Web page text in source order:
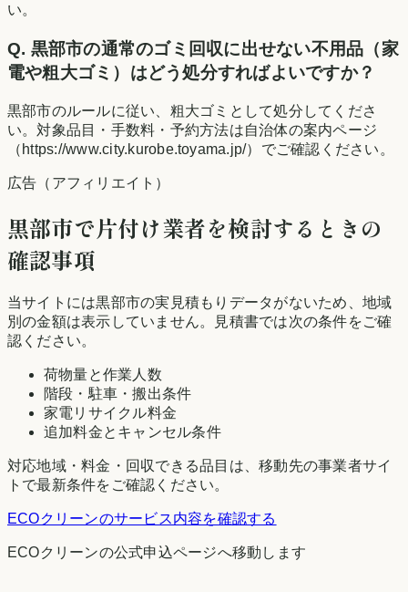
い。
Q. 黒部市の通常のゴミ回収に出せない不用品（家
電や粗大ゴミ）はどう処分すればよいですか？
黒部市のルールに従い、粗大ゴミとして処分してくださ
い。対象品目・手数料・予約方法は自治体の案内ページ
（https://www.city.kurobe.toyama.jp/）でご確認ください。
広告（アフィリエイト）
黒部市で片付け業者を検討するときの
確認事項
当サイトには黒部市の実見積もりデータがないため、地域
別の金額は表示していません。見積書では次の条件をご確
認ください。
荷物量と作業人数
階段・駐車・搬出条件
家電リサイクル料金
追加料金とキャンセル条件
対応地域・料金・回収できる品目は、移動先の事業者サイ
トで最新条件をご確認ください。
ECOクリーンのサービス内容を確認する
ECOクリーンの公式申込ページへ移動します